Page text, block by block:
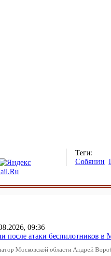
Теги:
Собянин
09:36
после атаки беспилотников в
Московской области Андрей